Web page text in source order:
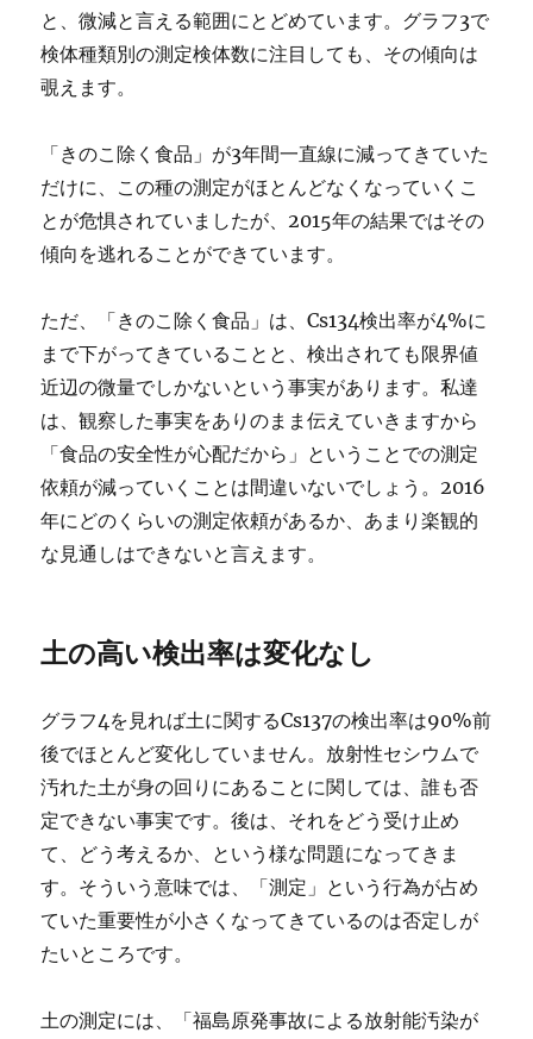
と、微減と言える範囲にとどめています。グラフ3で
検体種類別の測定検体数に注目しても、その傾向は
覗えます。
「きのこ除く食品」が3年間一直線に減ってきていた
だけに、この種の測定がほとんどなくなっていくこ
とが危惧されていましたが、2015年の結果ではその
傾向を逃れることができています。
ただ、「きのこ除く食品」は、Cs134検出率が4%に
まで下がってきていることと、検出されても限界値
近辺の微量でしかないという事実があります。私達
は、観察した事実をありのまま伝えていきますから
「食品の安全性が心配だから」ということでの測定
依頼が減っていくことは間違いないでしょう。2016
年にどのくらいの測定依頼があるか、あまり楽観的
な見通しはできないと言えます。
土の高い検出率は変化なし
グラフ4を見れば土に関するCs137の検出率は90%前
後でほとんど変化していません。放射性セシウムで
汚れた土が身の回りにあることに関しては、誰も否
定できない事実です。後は、それをどう受け止め
て、どう考えるか、という様な問題になってきま
す。そういう意味では、「測定」という行為が占め
ていた重要性が小さくなってきているのは否定しが
たいところです。
土の測定には、「福島原発事故による放射能汚染が